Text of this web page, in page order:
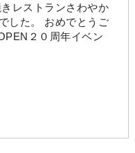
レストランさわやか
した。 おめでとうご
２０周年イベン